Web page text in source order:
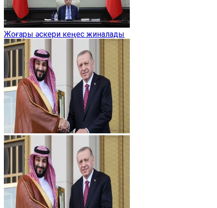
Жоғары әскери кеңес жиналады